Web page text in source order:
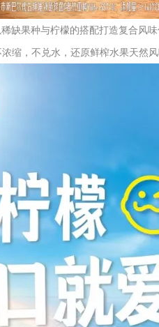
缺果种与柠檬的搭配打造复合风
缩，不兑水，还原鲜榨水果天然